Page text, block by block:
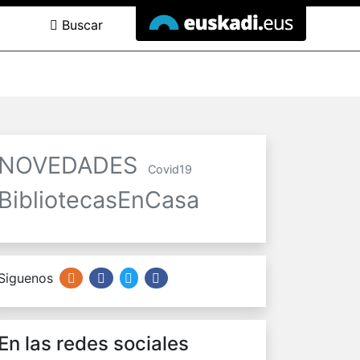
Buscar
NOVEDADES Covid19
BibliotecasEnCasa
En las redes sociales